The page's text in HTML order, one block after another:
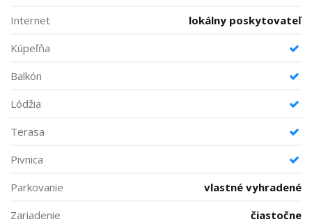
Internet
lokálny poskytovateľ
Kúpeľňa
Balkón
Lódžia
Terasa
Pivnica
Parkovanie
vlastné vyhradené
Zariadenie
čiastočne